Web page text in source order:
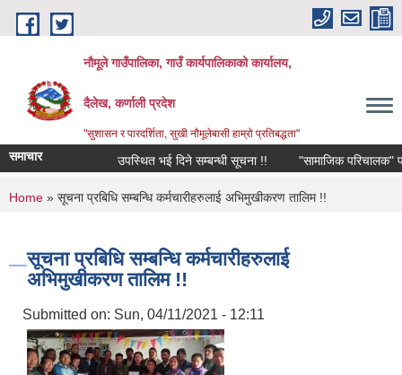
Skip to main content
नौमूले गाउँपालिका, गाउँ कार्यपालिकाको कार्यालय,
दैलेख, कर्णाली प्रदेश
"सुशासन र पारदर्शिता, सुखी नौमूलेबासी हाम्रो प्रतिबद्धता"
समाचार उपस्थित भई दिने सम्बन्धी सूचना !! "सामाजिक परिचालक"
You are here
Home » सूचना प्रबिधि सम्बन्धि कर्मचारीहरुलाई अभिमुखीकरण तालिम !!
सूचना प्रबिधि सम्बन्धि कर्मचारीहरुलाई
अभिमुखीकरण तालिम !!
Submitted on: Sun, 04/11/2021 - 12:11